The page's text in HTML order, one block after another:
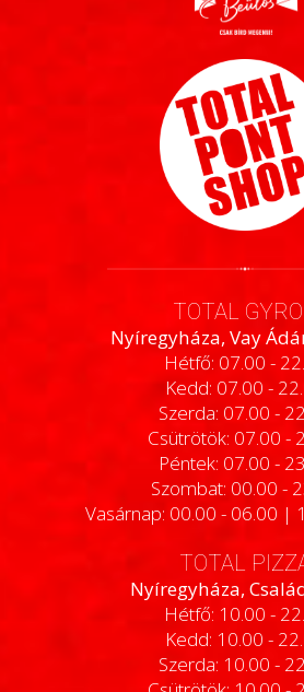
TOTAL
Nyíregyháza, Vay
Hétfő: 07.00 -
Kedd: 07.00 -
Szerda: 07.00 -
Csütrötök: 07.00 -
Péntek: 07.00 -
Szombat: 00.00 -
Vasárnap: 00.00 - 06.00 |
TOTAL
Nyíregyháza,
Hétfő: 10.00 -
Kedd: 10.00 -
Szerda: 10.00 -